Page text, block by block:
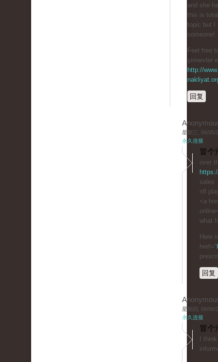
and she
this is
topic but I
someone!
Feel free
şirinevler
http://
回复
星期三, 06/05/
永久连接
冒个
over
sales
nfl
<a
what
Here
href="
回复
星期四, 06/06/
永久连接
冒个
I